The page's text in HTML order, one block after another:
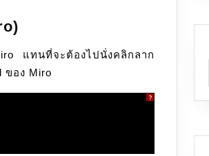
แทนที่จะต้องไปนั่งคลิกลาก
ของ Miro
?